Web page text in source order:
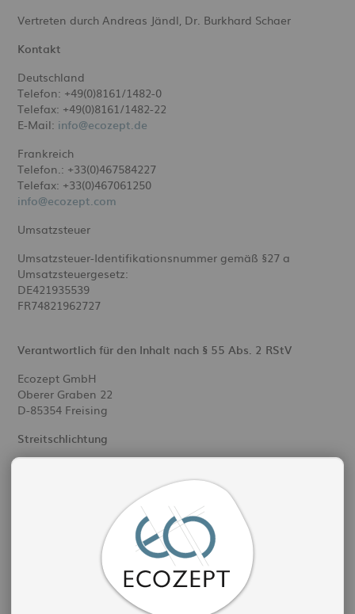
Vertreten durch Andreas Jändl, Dr. Burkhard Schaer
Kontakt
Deutschland
Telefon: +49(0)8161/1482-0
Telefax: +49(0)8161/1482-22
E-Mail: info@ecozept.de
Frankreich
Telefon.: +33(0)467584227
Telefax: +33(0)467061250
info@ecozept.com
Umsatzsteuer
Umsatzsteuer-Identifikationsnummer gemäß §27 a
Umsatzsteuergesetz:
DE421935539
FR74821962727
Verantwortlich für den Inhalt nach § 55 Abs. 2 RStV
Ecozept GmbH
Oberer Graben 22
D-85354 Freising
Streitschlichtung
Online-Streitbeilegung (OS) bereit:
https://ec.europa.eu/consumers/odr.
Unsere E-Mail-Adresse finden Sie oben im Impressum.
Wir sind nicht bereit oder verpflichtet, an
Streitbeilegungsverfahren vor einer
Verbraucherschlichtungsstelle teilzunehmen.